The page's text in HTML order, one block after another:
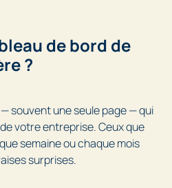
de bord de
?
souvent une seule page — qui
votre entreprise. Ceux que
semaine ou chaque mois
surprises.